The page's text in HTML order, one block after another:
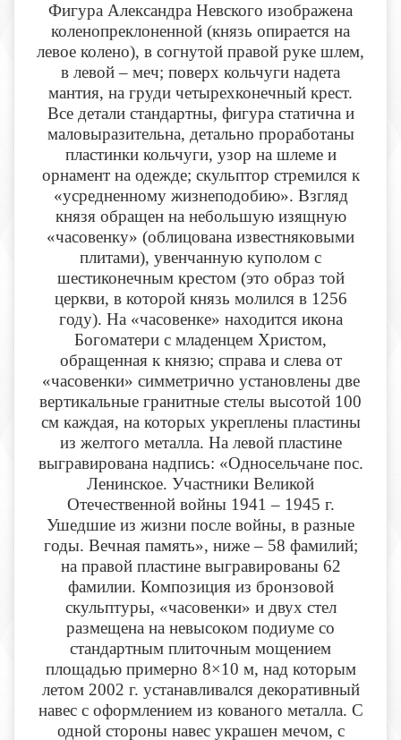
Фигура Александра Невского изображена
коленопреклоненной (князь опирается на
левое колено), в согнутой правой руке шлем,
в левой – меч; поверх кольчуги надета
мантия, на груди четырехконечный крест.
Все детали стандартны, фигура статична и
маловыразительна, детально проработаны
пластинки кольчуги, узор на шлеме и
орнамент на одежде; скульптор стремился к
«усредненному жизнеподобию». Взгляд
князя обращен на небольшую изящную
«часовенку» (облицована известняковыми
плитами), увенчанную куполом с
шестиконечным крестом (это образ той
церкви, в которой князь молился в 1256
году). На «часовенке» находится икона
Богоматери с младенцем Христом,
обращенная к князю; справа и слева от
«часовенки» симметрично установлены две
вертикальные гранитные стелы высотой 100
см каждая, на которых укреплены пластины
из желтого металла. На левой пластине
выгравирована надпись: «Односельчане пос.
Ленинское. Участники Великой
Отечественной войны 1941 – 1945 г.
Ушедшие из жизни после войны, в разные
годы. Вечная память», ниже – 58 фамилий;
на правой пластине выгравированы 62
фамилии. Композиция из бронзовой
скульптуры, «часовенки» и двух стел
размещена на невысоком подиуме со
стандартным плиточным мощением
площадью примерно 8×10 м, над которым
летом 2002 г. устанавливался декоративный
навес с оформлением из кованого металла. С
одной стороны навес украшен мечом, с